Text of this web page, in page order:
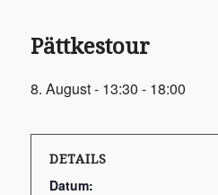
Pättkestour
8. August - 13:30 - 18:00
DETAILS
Datum: